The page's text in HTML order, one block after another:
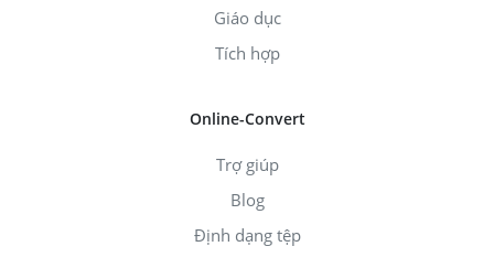
Giáo dục
Tích hợp
Online-Convert
Trợ giúp
Blog
Định dạng tệp